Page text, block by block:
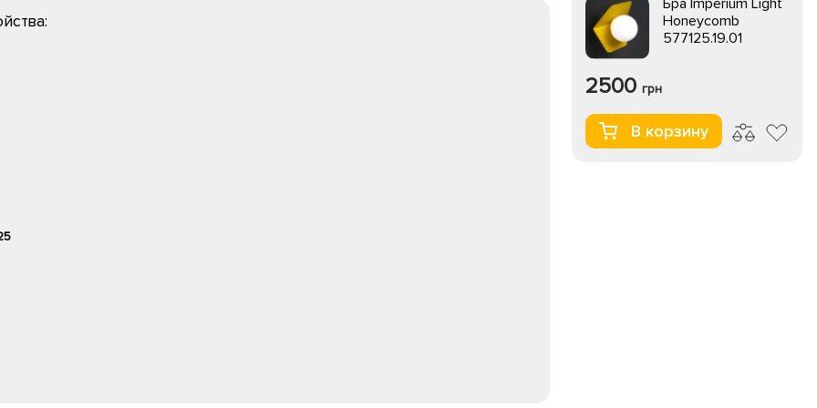
Бра Imperium Light
Honeycomb
577125.19.01
2500 грн
В корзину